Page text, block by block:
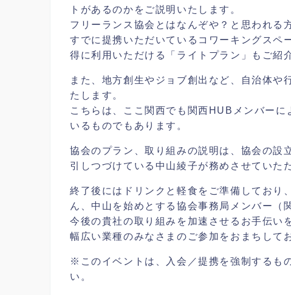
トがあるのかをご説明いたします。
フリーランス協会とはなんぞや？と思われる
すでに提携いただいているコワーキングスペ
得に利用いただける「ライトプラン」もご紹
また、地方創生やジョブ創出など、自治体や
たします。
こちらは、ここ関西でも関西HUBメンバー
いるものでもあります。
協会のプラン、取り組みの説明は、協会の設
引しつづけている中山綾子が務めさせていた
終了後にはドリンクと軽食をご準備しており
ん、中山を始めとする協会事務局メンバー（
今後の貴社の取り組みを加速させるお手伝い
幅広い業種のみなさまのご参加をおまちして
※このイベントは、入会／提携を強制するも
い。